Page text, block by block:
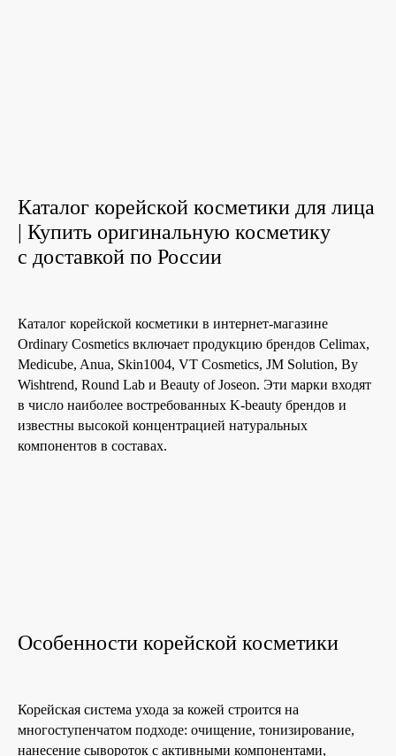
Каталог корейской косметики для лица
| Купить оригинальную косметику
с доставкой по России
Каталог корейской косметики в интернет-магазине
Ordinary Cosmetics включает продукцию брендов Celimax,
Medicube, Anua, Skin1004, VT Cosmetics, JM Solution, By
Wishtrend, Round Lab и Beauty of Joseon. Эти марки входят
в число наиболее востребованных K-beauty брендов и
известны высокой концентрацией натуральных
компонентов в составах.
Особенности корейской косметики
Корейская система ухода за кожей строится на
многоступенчатом подходе: очищение, тонизирование,
нанесение сывороток с активными компонентами,